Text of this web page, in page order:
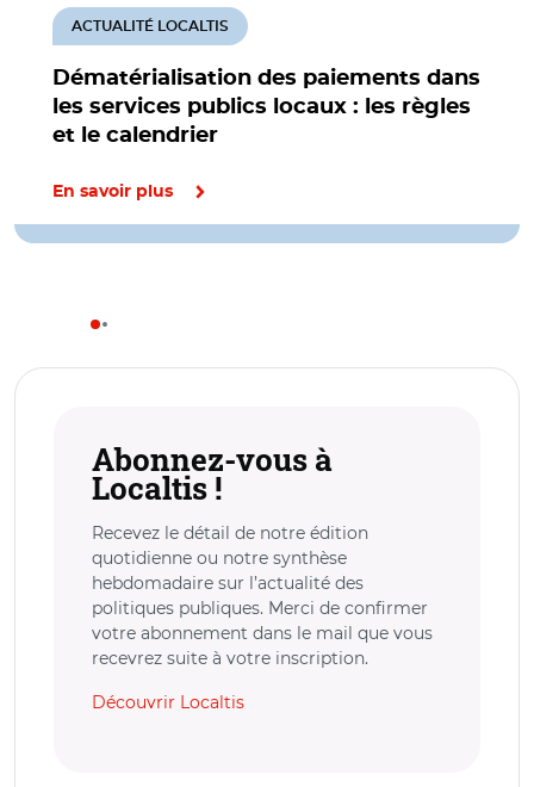
Dématérialisation des paiements dans
les services publics locaux : les règles
et le calendrier
ACTUALITÉ LOCALTIS
En savoir plus
Abonnez-vous à
Localtis !
Recevez le détail de notre édition
quotidienne ou notre synthèse
hebdomadaire sur l’actualité des
politiques publiques. Merci de confirmer
votre abonnement dans le mail que vous
recevrez suite à votre inscription.
Découvrir Localtis